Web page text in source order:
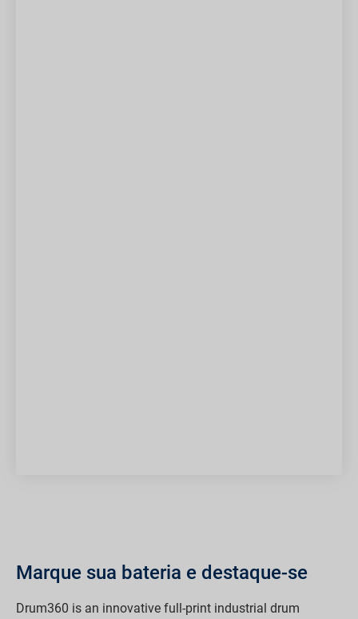
Marque sua bateria e destaque-se
Drum360 is an innovative full-print industrial drum